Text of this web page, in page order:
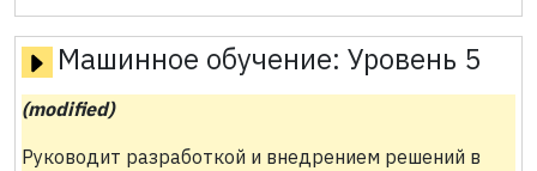
Машинное обучение: Уровень 5
(modified)
Руководит разработкой и внедрением решений в